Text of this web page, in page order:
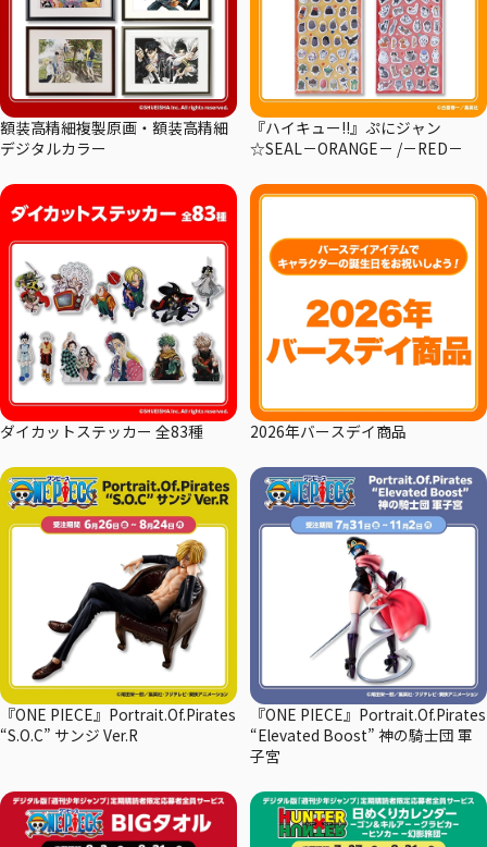
額装高精細複製原画・額装高精細
デジタルカラー
『ハイキュー!!』ぷにジャン
☆SEAL－ORANGE－ /－RED－
ダイカットステッカー 全83種 2026年バースデイ商品
『ONE PIECE』Portrait.Of.Pirates
“S.O.C” サンジ Ver.R
『ONE PIECE』Portrait.Of.Pirates
“Elevated Boost” 神の騎士団 軍
子宮